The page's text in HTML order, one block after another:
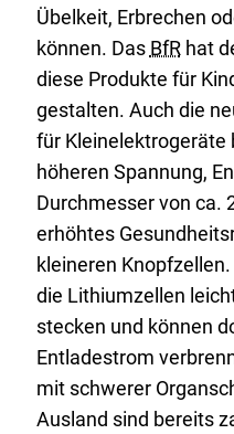
Übelkeit, Erbrechen
können. Das BfRhat
diese Produkte für
gestalten. Auch die
für Kleinelektrogeräte
höheren Spannung,
Durchmesser von ca.
erhöhtes
kleineren
die Lithiumzellen
stecken und können
Entladestrom
mit schwerer
Ausland sind bereits